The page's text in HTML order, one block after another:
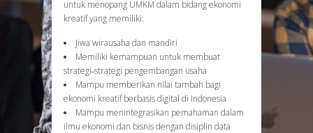
untuk menopang UMKM dalam bidang ekonomi
kreatif yang memiliki:
Jiwa wirausaha dan mandiri
Memiliki kemampuan untuk membuat
strategi‐strategi pengembangan usaha
Mampu memberikan nilai tambah bagi
ekonomi kreatif berbasis digital di Indonesia
Mampu menintegrasikan pemahaman dalam
ilmu ekonomi dan bisnis dengan disiplin data